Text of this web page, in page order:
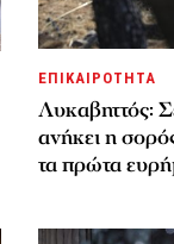
ΕΠΙΚΑΙΡΟΤΗΤΑ
Λυκαβηττός:
ανήκει η
τα πρώτα